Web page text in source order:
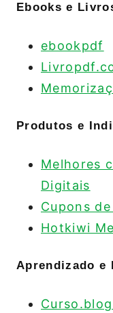
Ebooks e
ebookpdf
Produtos e
Melhores
Digitais
Cupons
Hotkiwi
Aprendizado e